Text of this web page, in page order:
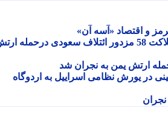
اقتصاد «آسه آن»
خبرگزاری فرانسه از هلاکت 58 مزدور ائتلاف سعودی درحمله ارتش
یمن به نجران شد
در یورش نظامی اسراییل به اردوگاه